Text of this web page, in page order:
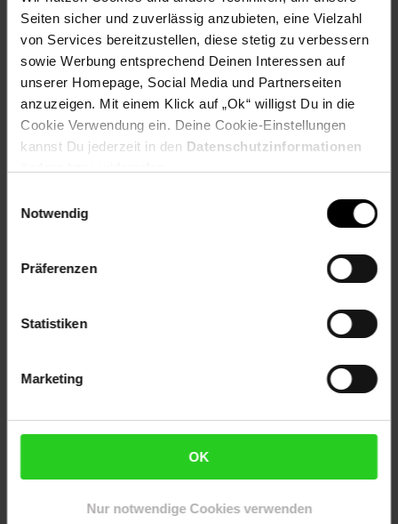
Seiten sicher und zuverlässig anzubieten, eine Vielzahl
von Services bereitzustellen, diese stetig zu verbessern
sowie Werbung entsprechend Deinen Interessen auf
unserer Homepage, Social Media und Partnerseiten
anzuzeigen. Mit einem Klick auf „Ok“ willigst Du in die
Cookie Verwendung ein. Deine Cookie-Einstellungen
kannst Du jederzeit in den Datenschutzinformationen
Notwendig
Präferenzen
Statistiken
Marketing
OK
Nur notwendige Cookies verwenden
Zubehör
Ø Lederabziehscheibe: 200 mm
Breite Lederabziehscheibe: 20 mm
Lärmwertangabe LWA: 91,5 dB
Länge: 455 mm
Breite: 280 mm
Höhe: 370 mm
Verpackungsmaße
Länge 395 mm
Höhe 340 mm
Bruttogewicht: 8,754 kg
Farbe: schwarz/blau
Artikel gehört zur Kategorie:Schleifmaschinen &
Poliermaschinen